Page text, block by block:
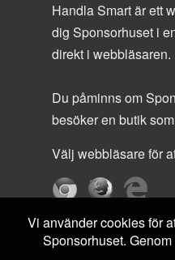
Handla Smart är ett
dig Sponsorhuset i
direkt i webbläsaren.
Du påminns om
besöker en butik
Välj webbläsare för
Vi använder cookies för
Sponsorhuset.